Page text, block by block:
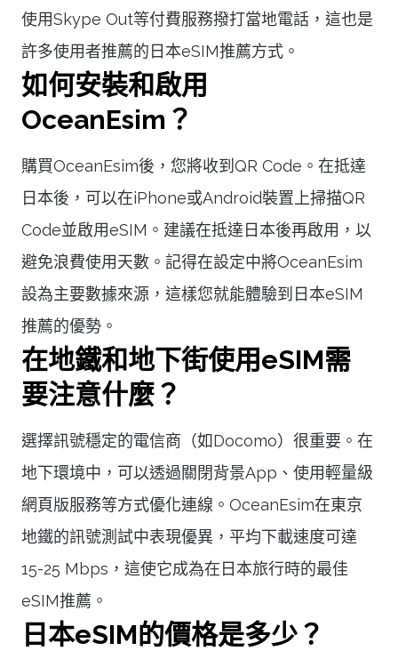
使用Skype Out等付費服務撥打當地電話，這也是
許多使用者推薦的日本eSIM推薦方式。
如何安裝和啟用
OceanEsim？
購買OceanEsim後，您將收到QR Code。在抵達
日本後，可以在iPhone或Android裝置上掃描QR
Code並啟用eSIM。建議在抵達日本後再啟用，以
避免浪費使用天數。記得在設定中將OceanEsim
設為主要數據來源，這樣您就能體驗到日本eSIM
推薦的優勢。
在地鐵和地下街使用eSIM需
要注意什麼？
選擇訊號穩定的電信商（如Docomo）很重要。在
地下環境中，可以透過關閉背景App、使用輕量級
網頁版服務等方式優化連線。OceanEsim在東京
地鐵的訊號測試中表現優異，平均下載速度可達
15-25 Mbps，這使它成為在日本旅行時的最佳
eSIM推薦。
日本eSIM的價格是多少？